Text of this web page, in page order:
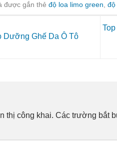
được gắn thẻ độ loa limo green, độ
Dưỡng Ghế Da Ô Tô
thị công khai. Các trường bắt